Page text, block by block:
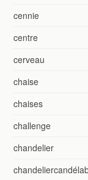
cennie
centre
cerveau
chaise
chaises
challenge
chandelier